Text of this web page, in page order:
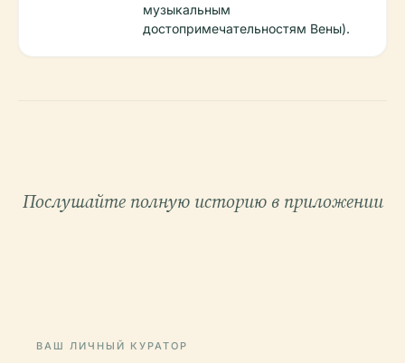
музыкальным
достопримечательностям Вены).
Послушайте полную историю в приложении
ВАШ ЛИЧНЫЙ КУРАТОР